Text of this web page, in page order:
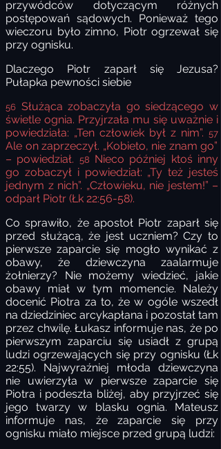
przywódców dotyczącym różnych
postępowań sądowych. Ponieważ tego
wieczoru było zimno, Piotr ogrzewał się
przy ognisku.
Dlaczego Piotr zaparł się Jezusa?
Pułapka pewności siebie
56 Służąca zobaczyła go siedzącego w
świetle ognia. Przyjrzała mu się uważnie i
powiedziała: „Ten człowiek był z nim”. 57
Ale on zaprzeczył. „Kobieto, nie znam go”
– powiedział. 58 Nieco później ktoś inny
go zobaczył i powiedział: „Ty też jesteś
jednym z nich”. „Człowieku, nie jestem!” –
odparł Piotr (Łk 22:56-58).
Co sprawiło, że apostoł Piotr zaparł się
przed służącą, że jest uczniem? Czy to
pierwsze zaparcie się mogło wynikać z
obawy, że dziewczyna zaalarmuje
żołnierzy? Nie możemy wiedzieć, jakie
obawy miał w tym momencie. Należy
docenić Piotra za to, że w ogóle wszedł
na dziedziniec arcykapłana i pozostał tam
przez chwilę. Łukasz informuje nas, że po
pierwszym zaparciu się usiadł z grupą
ludzi ogrzewających się przy ognisku (Łk
22:55). Najwyraźniej młoda dziewczyna
nie uwierzyła w pierwsze zaparcie się
Piotra i podeszła bliżej, aby przyjrzeć się
jego twarzy w blasku ognia. Mateusz
informuje nas, że zaparcie się przy
ognisku miało miejsce przed grupą ludzi: